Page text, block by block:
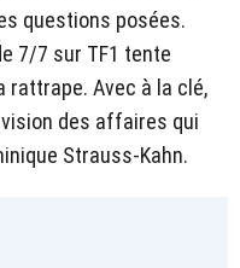
questions posées.
7/7 sur TF1 tente
rattrape. Avec à la clé,
des affaires qui
Strauss-Kahn.